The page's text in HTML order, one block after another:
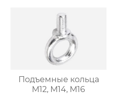
Подъемные кольца
M12, M14, M16